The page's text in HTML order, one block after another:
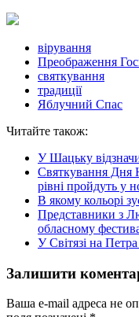
вірування
Преображення
святкування
традиції
Яблучний Спас
Читайте також:
У Шацьку
Святкування Дня
рівні пройдуть у
В якому кольорі
Представники з
обласному
У Світязі на
Залишити
Ваша e-mail адреса не